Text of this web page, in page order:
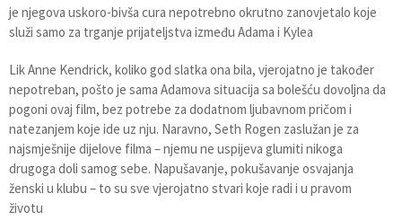
je njegova uskoro-bivša cura nepotrebno okrutno zanovjetalo koje
služi samo za trganje prijateljstva između Adama i Kylea
Lik Anne Kendrick, koliko god slatka ona bila, vjerojatno je također
nepotreban, pošto je sama Adamova situacija sa bolešću dovoljna da
pogoni ovaj film, bez potrebe za dodatnom ljubavnom pričom i
natezanjem koje ide uz nju. Naravno, Seth Rogen zaslužan je za
najsmješnije dijelove filma – njemu ne uspijeva glumiti nikoga
drugoga doli samog sebe. Napušavanje, pokušavanje osvajanja
ženski u klubu – to su sve vjerojatno stvari koje radi i u pravom
životu